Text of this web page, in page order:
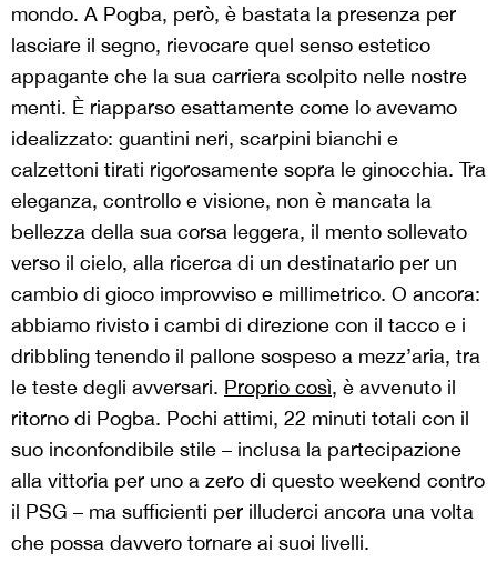
mondo. A Pogba, però, è bastata la presenza per
lasciare il segno, rievocare quel senso estetico
appagante che la sua carriera scolpito nelle nostre
menti. È riapparso esattamente come lo avevamo
idealizzato: guantini neri, scarpini bianchi e
calzettoni tirati rigorosamente sopra le ginocchia. Tra
eleganza, controllo e visione, non è mancata la
bellezza della sua corsa leggera, il mento sollevato
verso il cielo, alla ricerca di un destinatario per un
cambio di gioco improvviso e millimetrico. O ancora:
abbiamo rivisto i cambi di direzione con il tacco e i
dribbling tenendo il pallone sospeso a mezz’aria, tra
le teste degli avversari. Proprio così, è avvenuto il
ritorno di Pogba. Pochi attimi, 22 minuti totali con il
suo inconfondibile stile – inclusa la partecipazione
alla vittoria per uno a zero di questo weekend contro
il PSG – ma sufficienti per illuderci ancora una volta
che possa davvero tornare ai suoi livelli.